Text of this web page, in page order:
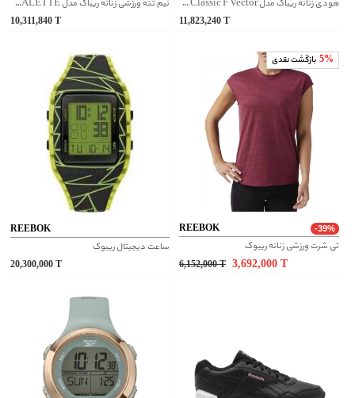
نیم تنه ورزشی زنانه ریباک مدل BRALETTE کد EC2427
10,311,840
هودی زنانه ریباک مدل Classic F Vector کد FK2772
11,823,240
REEBOK
ساعت دیجیتال ریبوک
20,300,000
5% بازگشت نقدی
REEBOK -39%
تی شرت ورزشی زنانه ریبوک
6,152,000 T 3,692,000